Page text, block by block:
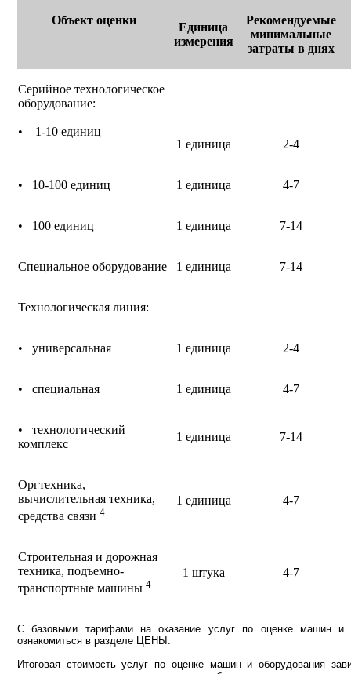
Объект оценки
Единица
измерения
Рекомендуемые
минимальные
затраты в днях
Серийное технологическое
оборудование:
• 1-10 единиц
1 единица
2-4
• 10-100 единиц 1 единица 4-7
• 100 единиц 1 единица 7-14
Специальное оборудование 1 единица 7-14
Технологическая линия:
• универсальная 1 единица 2-4
• специальная 1 единица 4-7
• технологический
комплекс
1 единица 7-14
Оргтехника,
вычислительная техника,
средства связи 4
1 единица 4-7
Строительная и дорожная
техника, подъемно-
транспортные машины 4
1 штука 4-7
С базовыми тарифами на оказание услуг по оценке машин и
ознакомиться в разделе ЦЕНЫ.
Итоговая стоимость услуг по оценке машин и оборудования